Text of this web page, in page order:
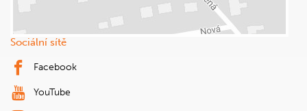
Sociální sítě
Facebook
YouTube